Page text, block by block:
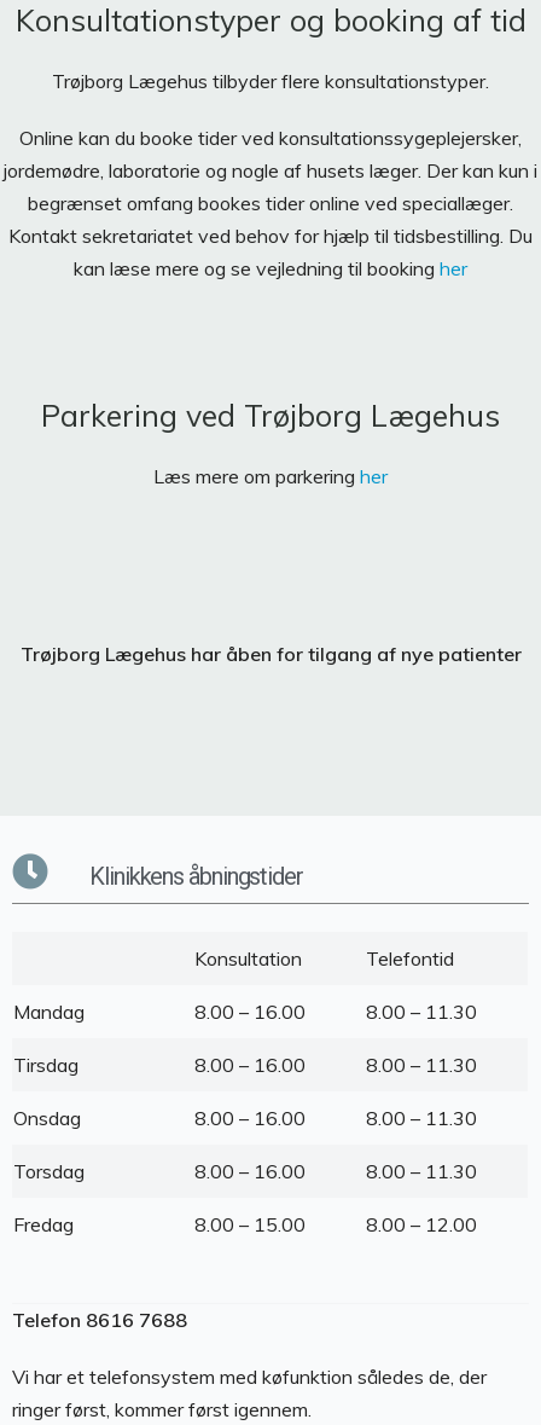
Konsultationstyper og booking af tid
Trøjborg Lægehus tilbyder flere konsultationstyper.
Online kan du booke tider ved konsultationssygeplejersker,
jordemødre, laboratorie og nogle af husets læger. Der kan kun i
begrænset omfang bookes tider online ved speciallæger.
Kontakt sekretariatet ved behov for hjælp til tidsbestilling. Du
kan læse mere og se vejledning til booking her
Parkering ved Trøjborg Lægehus
Læs mere om parkering her
Trøjborg Lægehus har åben for tilgang af nye patienter
Klinikkens åbningstider
Konsultation Telefontid
Mandag 8.00 – 16.00 8.00 – 11.30
Tirsdag 8.00 – 16.00 8.00 – 11.30
Onsdag 8.00 – 16.00 8.00 – 11.30
Torsdag 8.00 – 16.00 8.00 – 11.30
Fredag 8.00 – 15.00 8.00 – 12.00
Telefon 8616 7688
Vi har et telefonsystem med køfunktion således de, der
ringer først, kommer først igennem.